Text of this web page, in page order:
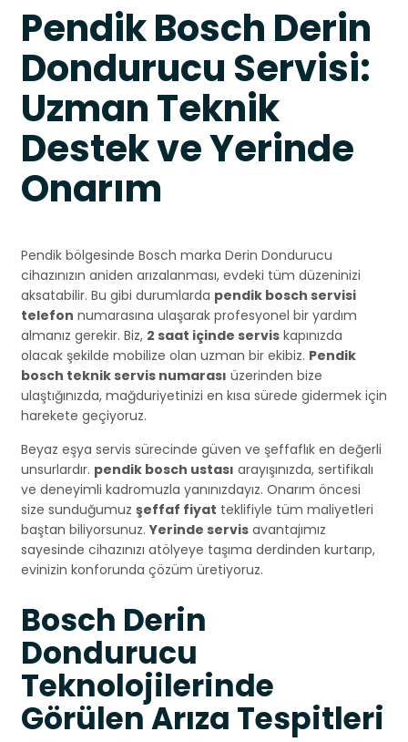
Pendik Bosch Derin
Dondurucu Servisi:
Uzman Teknik
Destek ve Yerinde
Onarım
Pendik bölgesinde Bosch marka Derin Dondurucu
cihazınızın aniden arızalanması, evdeki tüm düzeninizi
aksatabilir. Bu gibi durumlarda pendik bosch servisi
telefon numarasına ulaşarak profesyonel bir yardım
almanız gerekir. Biz, 2 saat içinde servis kapınızda
olacak şekilde mobilize olan uzman bir ekibiz. Pendik
bosch teknik servis numarası üzerinden bize
ulaştığınızda, mağduriyetinizi en kısa sürede gidermek için
harekete geçiyoruz.
Beyaz eşya servis sürecinde güven ve şeffaflık en değerli
unsurlardır. pendik bosch ustası arayışınızda, sertifikalı
ve deneyimli kadromuzla yanınızdayız. Onarım öncesi
size sunduğumuz şeffaf fiyat teklifiyle tüm maliyetleri
baştan biliyorsunuz.Yerinde servis avantajımız
sayesinde cihazınızı atölyeye taşıma derdinden kurtarıp,
evinizin konforunda çözüm üretiyoruz.
Bosch Derin
Dondurucu
Teknolojilerinde
Görülen Arıza Tespitleri